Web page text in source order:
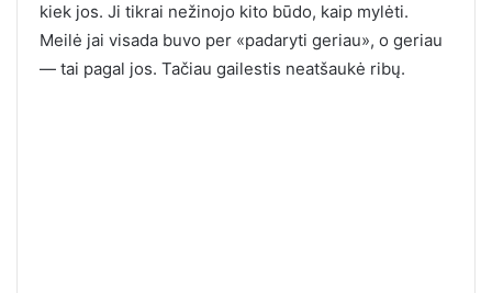
kiek jos. Ji tikrai nežinojo kito būdo, kaip mylėti.
Meilė jai visada buvo per «padaryti geriau», o geriau
— tai pagal jos. Tačiau gailestis neatšaukė ribų.